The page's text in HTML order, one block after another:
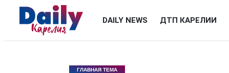
DAILY NEWS ДТП КАРЕЛИИ
ГЛАВНАЯ ТЕМА